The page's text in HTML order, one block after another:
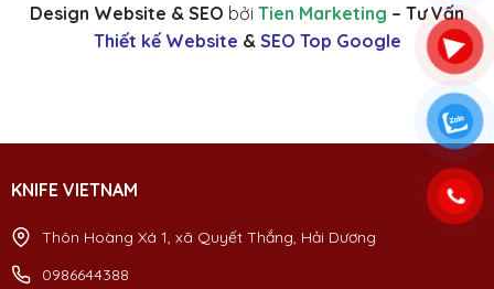
Design Website & SEO bởi Tien Marketing – Tư Vấn
Thiết kế Website & SEO Top Google
KNIFE VIETNAM
Thôn Hoàng Xá 1, xã Quyết Thắng, Hải Dương
0986644388